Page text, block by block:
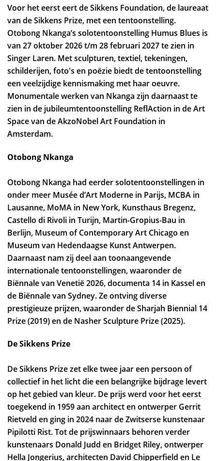
Voor het eerst eert de Sikkens Foundation, de laureaat
van de Sikkens Prize, met een tentoonstelling.
Otobong Nkanga’s solotentoonstelling Humus Blues is
van 27 oktober 2026 t/m 28 februari 2027 te zien in
Singer Laren. Met sculpturen, textiel, tekeningen,
schilderijen, foto's en poëzie biedt de tentoonstelling
een veelzijdige kennismaking met haar oeuvre.
Monumentale werken van Nkanga zijn daarnaast te
zien in de jubileumtentoonstelling ReflAction in de Art
Space van de AkzoNobel Art Foundation in
Amsterdam.
Otobong Nkanga
Otobong Nkanga had eerder solotentoonstellingen in
onder meer Musée d’Art Moderne in Parijs, MCBA in
Lausanne, MoMA in New York, Kunsthaus Bregenz,
Castello di Rivoli in Turijn, Martin-Gropius-Bau in
Berlijn, Museum of Contemporary Art Chicago en
Museum van Hedendaagse Kunst Antwerpen.
Daarnaast nam zij deel aan toonaangevende
internationale tentoonstellingen, waaronder de
Biënnale van Venetië 2026, documenta 14 in Kassel en
de Biënnale van Sydney. Ze ontving diverse
prestigieuze prijzen, waaronder de Sharjah Biennial 14
Prize (2019) en de Nasher Sculpture Prize (2025).
De Sikkens Prize
De Sikkens Prize zet elke twee jaar een persoon of
collectief in het licht die een belangrijke bijdrage levert
op het gebied van kleur. De prijs werd voor het eerst
toegekend in 1959 aan architect en ontwerper Gerrit
Rietveld en ging in 2024 naar de Zwitserse kunstenaar
Pipilotti Rist. Tot de prijswinnaars behoren verder
kunstenaars Donald Judd en Bridget Riley, ontwerper
Hella Jongerius, architecten David Chipperfield en Le